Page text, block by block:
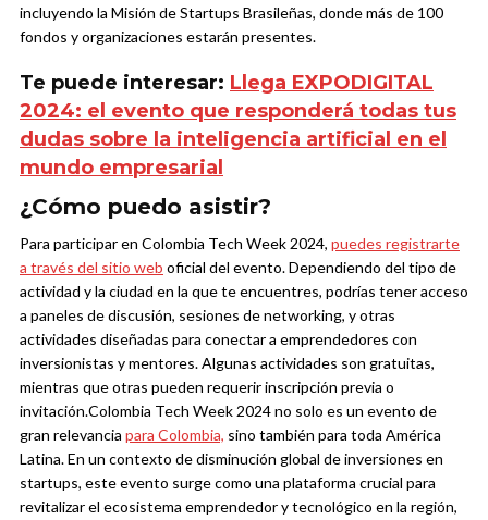
incluyendo la Misión de Startups Brasileñas, donde más de 100
fondos y organizaciones estarán presentes.
Te puede interesar: Llega EXPODIGITAL
2024: el evento que responderá todas tus
dudas sobre la inteligencia artificial en el
mundo empresarial
¿Cómo puedo asistir?
Para participar en Colombia Tech Week 2024, puedes registrarte
a través del sitio web oficial del evento. Dependiendo del tipo de
actividad y la ciudad en la que te encuentres, podrías tener acceso
a paneles de discusión, sesiones de networking, y otras
actividades diseñadas para conectar a emprendedores con
inversionistas y mentores. Algunas actividades son gratuitas,
mientras que otras pueden requerir inscripción previa o
invitación.Colombia Tech Week 2024 no solo es un evento de
gran relevancia para Colombia, sino también para toda América
Latina. En un contexto de disminución global de inversiones en
startups, este evento surge como una plataforma crucial para
revitalizar el ecosistema emprendedor y tecnológico en la región,